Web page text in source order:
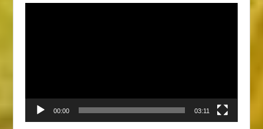
00:00 03:11